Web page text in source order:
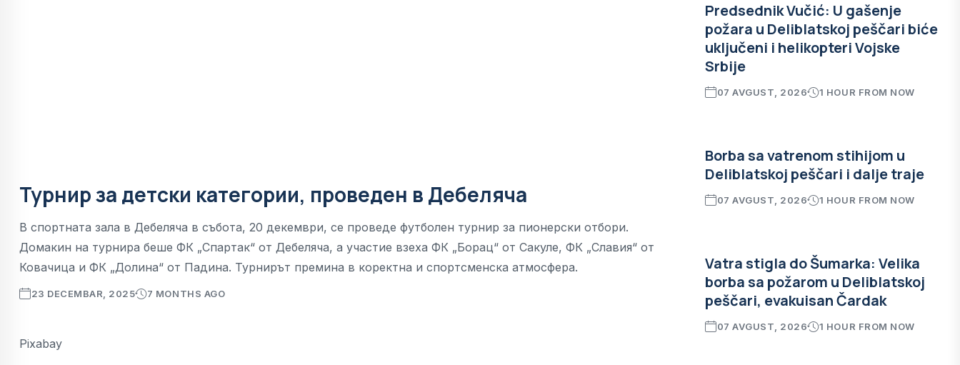
Турнир за детски категории, проведен в Дебеляча
В спортната зала в Дебеляча в събота, 20 декември, се проведе футболен турнир за пионерски отбори.
Домакин на турнира беше ФК „Спартак“ от Дебеляча, а участие взеха ФК „Борац“ от Сакуле, ФК „Славия“ от
Ковачица и ФК „Долина“ от Падина. Турнирът премина в коректна и спортсменска атмосфера.
23 DECEMBAR, 2025 7 MONTHS AGO
Pixabay
Predsednik Vučić: U gašenje
požara u Deliblatskoj peščari biće
uključeni i helikopteri Vojske
Srbije
07 AVGUST, 2026 1 HOUR FROM NOW
Borba sa vatrenom stihijom u
Deliblatskoj peščari i dalje traje
07 AVGUST, 2026 1 HOUR FROM NOW
Vatra stigla do Šumarka: Velika
borba sa požarom u Deliblatskoj
peščari, evakuisan Čardak
07 AVGUST, 2026 1 HOUR FROM NOW